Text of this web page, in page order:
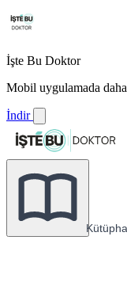
İşte Bu Doktor
Mobil uygulamada daha
İndir